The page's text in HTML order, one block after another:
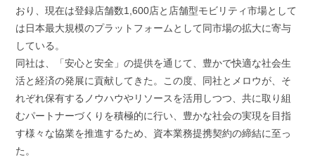
おり、現在は登録店舗数1,600店と店舗型モビリティ市場として
は日本最大規模のプラットフォームとして同市場の拡大に寄与
している。
同社は、「安心と安全」の提供を通じて、豊かで快適な社会生
活と経済の発展に貢献してきた。この度、同社とメロウが、そ
れぞれ保有するノウハウやリソースを活用しつつ、共に取り組
むパートナーづくりを積極的に行い、豊かな社会の実現を目指
す様々な協業を推進するため、資本業務提携契約の締結に至っ
た。